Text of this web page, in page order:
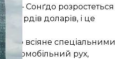
— Сонґдо розростеться
доларів, і це
Воно всіяне спеціальними
автомобільний рух,